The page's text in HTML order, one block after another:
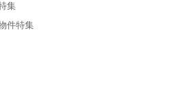
集
件特集